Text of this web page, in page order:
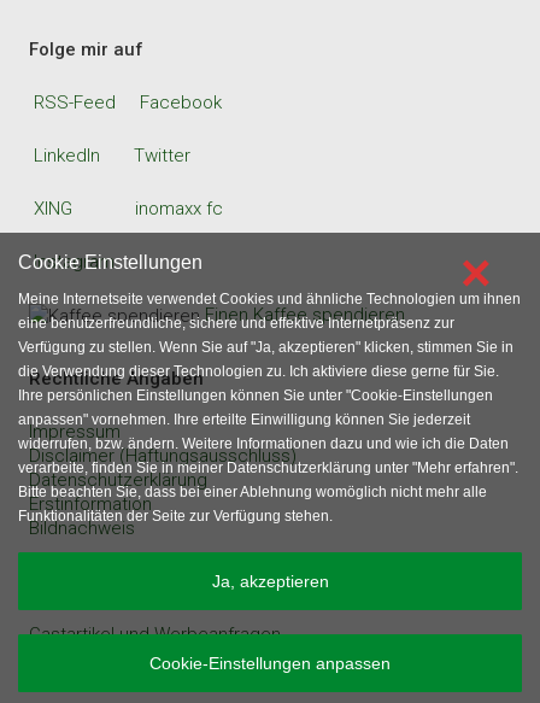
Folge mir auf
RSS-Feed Facebook
LinkedIn Twitter
XING inomaxx fc
Instagram
Einen Kaffee spendieren
Rechtliche Angaben
Impressum
Disclaimer (Haftungsausschluss)
Datenschutzerklärung
Erstinformation
Bildnachweis
Gastartikel und Werbeanfragen
Inhaltsverzeichnis
×
Cookie Einstellungen
Meine Internetseite verwendet Cookies und ähnliche Technologien um ihnen
eine benutzerfreundliche, sichere und effektive Internetpräsenz zur
Verfügung zu stellen. Wenn Sie auf "Ja, akzeptieren" klicken, stimmen Sie in
die Verwendung dieser Technologien zu. Ich aktiviere diese gerne für Sie.
Ihre persönlichen Einstellungen können Sie unter "Cookie-Einstellungen
anpassen" vornehmen. Ihre erteilte Einwilligung können Sie jederzeit
widerrufen, bzw. ändern. Weitere Informationen dazu und wie ich die Daten
verarbeite, finden Sie in meiner Datenschutzerklärung unter "Mehr erfahren".
Bitte beachten Sie, dass bei einer Ablehnung womöglich nicht mehr alle
Funktionalitäten der Seite zur Verfügung stehen.
Ja, akzeptieren
Cookie-Einstellungen anpassen